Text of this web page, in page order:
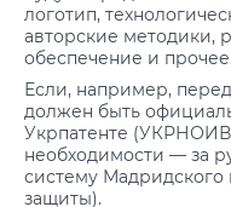
логотип,
авторские методики,
обеспечение и прочее.
Если, например,
должен быть
Укрпатенте
необходимости — за
систему
защиты).